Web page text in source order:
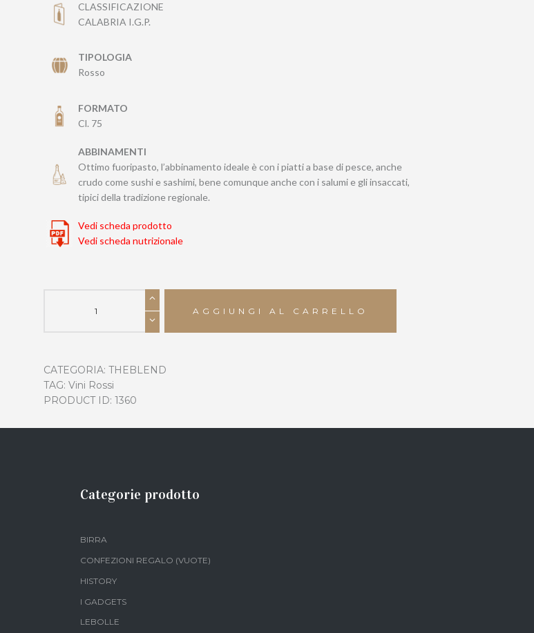
CLASSIFICAZIONE
CALABRIA I.G.P.
TIPOLOGIA
Rosso
FORMATO
Cl. 75
ABBINAMENTI
Ottimo fuoripasto, l’abbinamento ideale è con i piatti a base di pesce, anche
crudo come sushi e sashimi, bene comunque anche con i salumi e gli insaccati,
tipici della tradizione regionale.
Vedi scheda prodotto
Vedi scheda nutrizionale
AGGIUNGI AL CARRELLO
CATEGORIA: THEBLEND
TAG: Vini Rossi
PRODUCT ID: 1360
Categorie prodotto
BIRRA
CONFEZIONI REGALO (VUOTE)
HISTORY
I GADGETS
LEBOLLE